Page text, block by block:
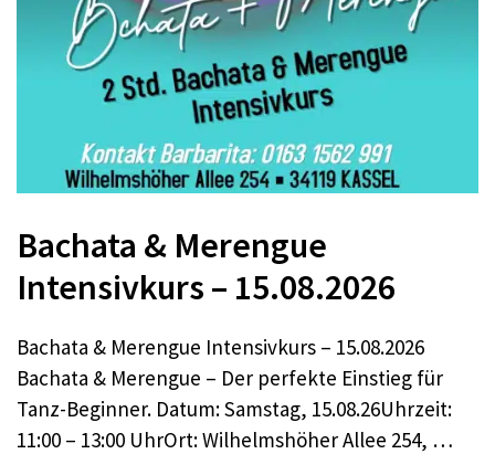
Bachata & Merengue
Intensivkurs – 15.08.2026
Bachata & Merengue Intensivkurs – 15.08.2026
Bachata & Merengue – Der perfekte Einstieg für
Tanz-Beginner. Datum: Samstag, 15.08.26Uhrzeit:
11:00 – 13:00 UhrOrt: Wilhelmshöher Allee 254, …